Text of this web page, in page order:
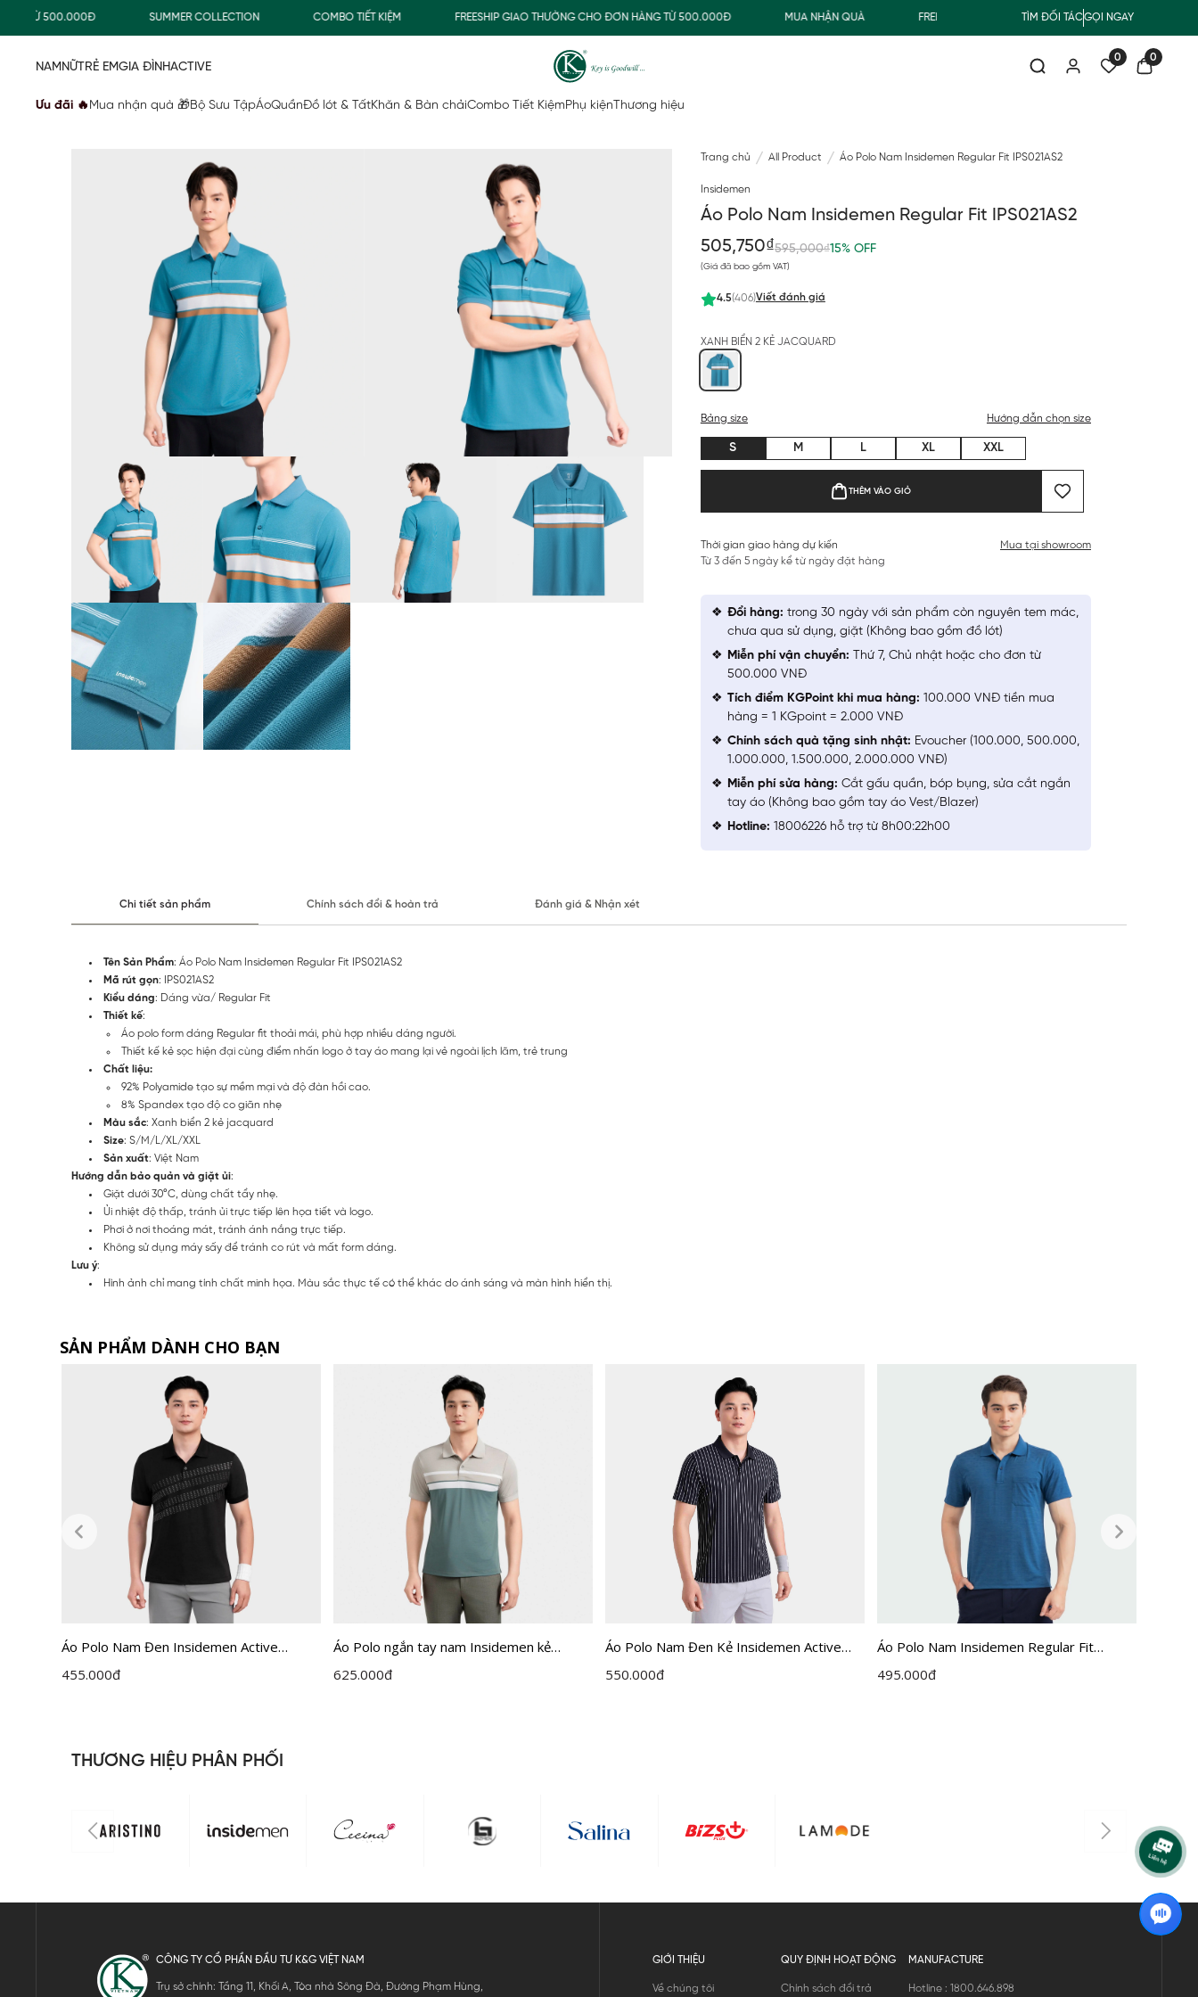
TỪ 500.000Đ SUMMER COLLECTION COMBO TIẾT KIỆM FREESHIP GIAO THƯỜNG CHO ĐƠN HÀNG TỪ 500.000Đ MUA NHẬN QUÀ FREESHIP GIAO THƯỜNG CHO ĐƠN HÀNG TỪ 500.000Đ
TÌM ĐỐI TÁCGỌI NGAY
0 0
NAMNỮTRẺ EMGIA ĐÌNHACTIVE
Ưu đãi 🔥 Mua nhận quà 🎁Bộ Sưu TậpÁoQuầnĐồ lót & TấtKhăn & Bàn chảiCombo Tiết KiệmPhụ kiện Thương hiệu
Trang chủ All Product Áo Polo Nam Insidemen Regular Fit IPS021AS2
Insidemen
Áo Polo Nam Insidemen Regular Fit IPS021AS2
505,750₫595,000₫15% OFF
(Giá đã bao gồm VAT)
4.5(406)Viết đánh giá
XANH BIỂN 2 KẺ JACQUARD
Bảng size Hướng dẫn chọn size
S M L XL XXL
THÊM VÀO GIỎ
Thời gian giao hàng dự kiến
Từ 3 đến 5 ngày kể từ ngày đặt hàng
Mua tại showroom
Đổi hàng: trong 30 ngày với sản phẩm còn nguyên tem mác,
chưa qua sử dụng, giặt (Không bao gồm đồ lót)
Miễn phí vận chuyển: Thứ 7, Chủ nhật hoặc cho đơn từ
500.000 VNĐ
Tích điểm KGPoint khi mua hàng: 100.000 VNĐ tiền mua
hàng = 1 KGpoint = 2.000 VNĐ
Chính sách quà tặng sinh nhật: Evoucher (100.000, 500.000,
1.000.000, 1.500.000, 2.000.000 VNĐ)
Miễn phí sửa hàng: Cắt gấu quần, bóp bụng, sửa cắt ngắn
tay áo (Không bao gồm tay áo Vest/Blazer)
Hotline: 18006226 hỗ trợ từ 8h00:22h00
Chi tiết sản phẩm Chính sách đổi & hoàn trả Đánh giá & Nhận xét
Tên Sản Phẩm: Áo Polo Nam Insidemen Regular Fit IPS021AS2
Mã rút gọn: IPS021AS2
Kiểu dáng: Dáng vừa/ Regular Fit
Thiết kế:
Áo polo form dáng Regular fit thoải mái, phù hợp nhiều dáng người.
Thiết kế kẻ sọc hiện đại cùng điểm nhấn logo ở tay áo mang lại vẻ ngoài lịch lãm, trẻ trung
Chất liệu:
92% Polyamide tạo sự mềm mại và độ đàn hồi cao.
8% Spandex tạo độ co giãn nhẹ
Màu sắc: Xanh biển 2 kẻ jacquard
Size: S/M/L/XL/XXL
Sản xuất: Việt Nam
Hướng dẫn bảo quản và giặt ủi:
Giặt dưới 30°C, dùng chất tẩy nhẹ.
Ủi nhiệt độ thấp, tránh ủi trực tiếp lên họa tiết và logo.
Phơi ở nơi thoáng mát, tránh ánh nắng trực tiếp.
Không sử dụng máy sấy để tránh co rút và mất form dáng.
Lưu ý:
Hình ảnh chỉ mang tính chất minh họa. Màu sắc thực tế có thể khác do ánh sáng và màn hình hiển thị.
SẢN PHẨM DÀNH CHO BẠN
Áo Polo Nam Đen Insidemen Active
Recycle Polyester IPS108EDP01
455.000đ
Áo Polo ngắn tay nam Insidemen kẻ
Jacquard dáng Regular Fit IPS123MAH0
625.000đ
Áo Polo Nam Đen Kẻ Insidemen Active
IPS116EDP01
550.000đ
Áo Polo Nam Insidemen Regular Fit
IPS056S3
495.000đ
THƯƠNG HIỆU PHÂN PHỐI
CÔNG TY CỔ PHẦN ĐẦU TƯ K&G VIỆT NAM
Trụ sở chính: Tầng 11, Khối A, Tòa nhà Sông Đà, Đường Phạm Hùng,
GIỚI THIỆU
Về chúng tôi
QUY ĐỊNH HOẠT ĐỘNG
Chính sách đổi trả
MANUFACTURE
Hotline : 1800.646.898